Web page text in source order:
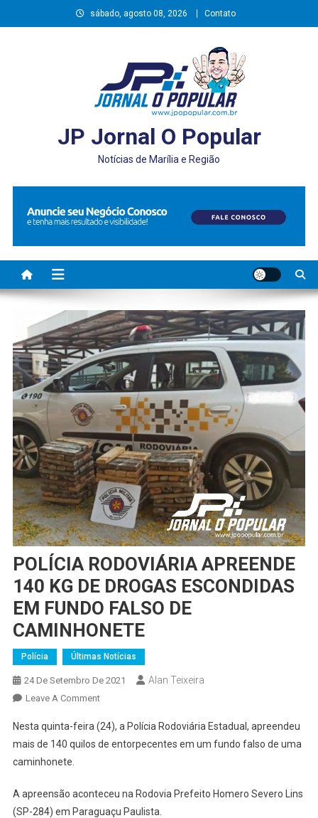
to
sábado, agosto 08, 2026 Contato
JP Jornal O Popular
Notícias de Marília e Região
POLÍCIA RODOVIÁRIA APREENDE
140 KG DE DROGAS ESCONDIDAS
EM FUNDO FALSO DE
CAMINHONETE
Polícia Últimas Notícias
24 De Setembro De 2021 Alan Teixeira
Leave A CommentOn
RODOVIÁRIA
APREENDE
DE
DROGAS
Nesta quinta-feira (24), a Polícia Rodoviária Estadual, apreendeu
mais de 140 quilos de entorpecentes em um fundo falso de uma
caminhonete.
A apreensão aconteceu na Rodovia Prefeito Homero Severo Lins
(SP-284) em Paraguaçu Paulista.